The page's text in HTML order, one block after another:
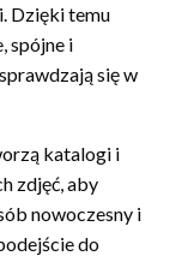
Dzięki temu
spójne i
się w
katalogi i
zdjęć, aby
nowoczesny i
do